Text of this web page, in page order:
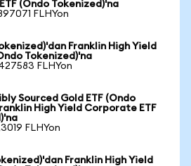
(Ondo Tokenized)'na
FLHYon
Franklin High Yield
Tokenized)'na
FLHYon
Sourced Gold ETF (Ondo
High Yield Corporate ETF
FLHYon
Franklin High Yield